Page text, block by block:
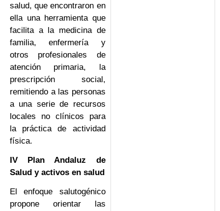
salud, que encontraron en
ella una herramienta que
facilita a la medicina de
familia, enfermería y
otros profesionales de
atención primaria, la
prescripción social,
remitiendo a las personas
a una serie de recursos
locales no clínicos para
la práctica de actividad
física.
IV Plan Andaluz de
Salud y activos en salud
El enfoque salutogénico
propone orientar las